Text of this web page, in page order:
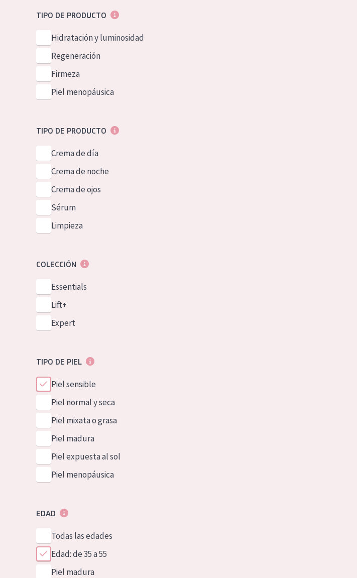
GermanTIPO DE PRODUCTO
Hidratación y luminosidad
Regeneración
Firmeza
Piel menopáusica
TIPO DE PRODUCTO
Crema de día
Crema de noche
Crema de ojos
Sérum
Limpieza
COLECCIÓN
Essentials
Lift+
Expert
TIPO DE PIEL
Piel sensible
Piel normal y seca
Piel mixata o grasa
Piel madura
Piel expuesta al sol
Piel menopáusica
EDAD
Todas las edades
Edad: de 35 a 55
Piel madura